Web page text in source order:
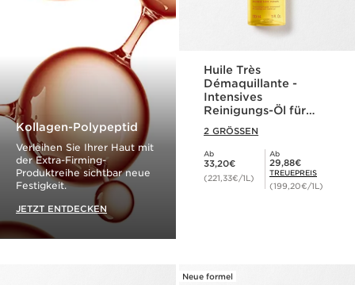
Kollagen-Polypeptid
Verleihen Sie Ihrer Haut mit
der Extra-Firming-
Produktreihe sichtbar neue
Festigkeit.
JETZT ENTDECKEN
Huile Très
Démaquillante -
Intensives
Reinigungs-Öl für
wasserfestes Makeup
2 GRÖSSEN
Ab
Aktueller Preis 33,20€
33,20€
(221,33€/1L)
Ab
Mitgliederpreis 29,88€
29,88€
TREUEPREIS
(199,20€/1L)
Neue formel